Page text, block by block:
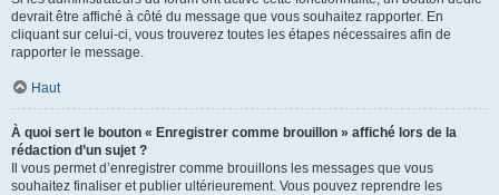
devrait être affiché à côté du message que vous souhaitez rapporter. En
cliquant sur celui-ci, vous trouverez toutes les étapes nécessaires afin de
rapporter le message.
Haut
À quoi sert le bouton « Enregistrer comme brouillon » affiché lors de la
rédaction d’un sujet ?
Il vous permet d’enregistrer comme brouillons les messages que vous
souhaitez finaliser et publier ultérieurement. Vous pouvez reprendre les